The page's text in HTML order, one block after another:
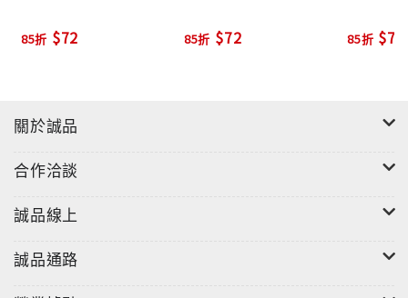
85折 $72 85折 $72 85折 $72
關於誠品
合作洽談
誠品線上
誠品通路